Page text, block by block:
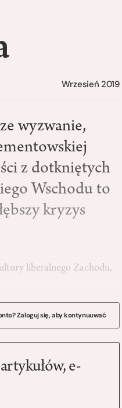
Wrzesień 2019
wyzwanie,
z dotkniętych
Wschodu to
kryzys
liberalnego Zachodu,
Zaloguj się, aby kontynuuwać
e-